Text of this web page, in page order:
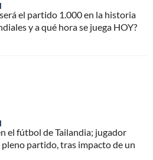
el partido 1.000 en la historia
y a qué hora se juega HOY?
el fútbol de Tailandia; jugador
partido, tras impacto de un